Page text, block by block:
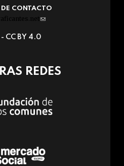
DE CONTACTO
(link
e-
- CC BY 4.0
REDES